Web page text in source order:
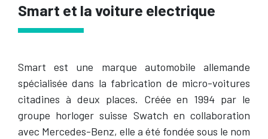
Smart et la voiture electrique
Smart est une marque automobile allemande
spécialisée dans la fabrication de micro-voitures
citadines à deux places. Créée en 1994 par le
groupe horloger suisse Swatch en collaboration
avec Mercedes-Benz, elle a été fondée sous le nom